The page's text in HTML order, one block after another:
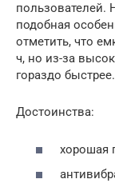
пользователей.
подобная
отметить, что
ч, но из-за
гораздо быстрее.
Достоинства:
хорошая